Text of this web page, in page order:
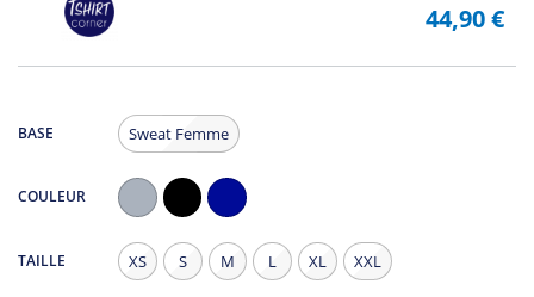
44,90 €
BASE Sweat Femme
COULEUR
Chiné
TAILLE XS S M L XL XXL